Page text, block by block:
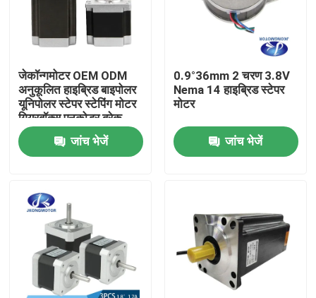
उत्पाद
हमारे बारे में
जेकॉन्गमोटर OEM ODM
अनुकूलित हाइब्रिड बाइपोलर
यूनिपोलर स्टेपर स्टेपिंग मोटर
गियरबॉक्स एनकोडर ब्रेक
इंटीग्रेटेड ड्राइवर के साथ
जांच भेजें
0.9°36mm 2 चरण 3.8V
Nema 14 हाइब्रिड स्टेपर
मोटर
जांच भेजें